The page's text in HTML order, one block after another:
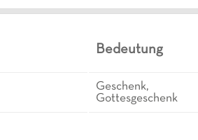
Bedeutung
Geschenk,
Gottesgeschenk